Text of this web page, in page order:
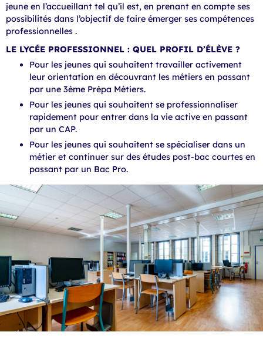
jeune en l’accueillant tel qu’il est, en prenant en compte ses
possibilités dans l’objectif de faire émerger ses compétences
professionnelles .
LE LYCÉE PROFESSIONNEL : QUEL PROFIL D’ÉLÈVE ?
Pour les jeunes qui souhaitent travailler activement
leur orientation en découvrant les métiers en passant
par une 3ème Prépa Métiers.
Pour les jeunes qui souhaitent se professionnaliser
rapidement pour entrer dans la vie active en passant
par un CAP.
Pour les jeunes qui souhaitent se spécialiser dans un
métier et continuer sur des études post-bac courtes en
passant par un Bac Pro.